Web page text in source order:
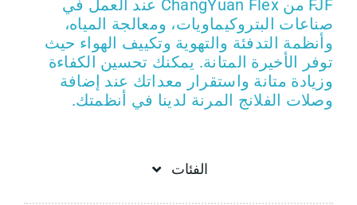
FJF من ChangYuan Flex عند العمل في
صناعات البتروكيماويات، ومعالجة المياه،
وأنظمة التدفئة والتهوية وتكييف الهواء حيث
توفر الأخيرة المتانة. يمكنك تحسين الكفاءة
وزيادة متانة واستقرار معداتك عند إضافة
وصلات الفلانج المرنة لدينا في أنظمتك.
الفئات